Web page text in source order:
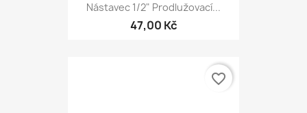
Nástavec 1/2" Prodlužovací...
47,00 Kč
favorite_border